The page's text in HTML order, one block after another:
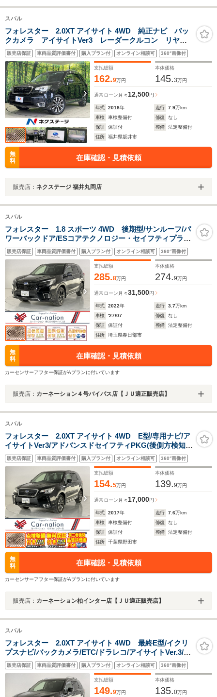
スバル
フォレスター 2.0XT アイサイト 4WD 純正ナビ バッ
クカメラ アイサイトVer3 レーダークルコン リヤビ
ークルディテクション パワーバックドア 黒革シー
ト 全席シートヒーター ルーフレール ETC ドラレ
コ パドルシフト
販売店保証 車両品質評価書付 購入プラン付 オンライン相談可 360°画像付
支払総額
162.9万円
本体価格
145.3万円
通常ローン 月々12,500円
年式 2018年 走行 7.9万km
車検
車検整備付 修復
なし
保証
保証付 整備
法定整備付
住所
福井県坂井市
無
料
在庫確認・見積依頼
販売店： ネクステージ 福井丸岡店
スバル
フォレスター 1.8 スポーツ 4WD 後期型/サンルーフ/パ
ワーバックドア/ESコアテクノロジー・セイフティプラス
(運転支援・視界拡張)/前後席シートヒーター/前席パワー
シート/DIATONEビルトインナビ/フルセグ/ETC/純正ドラ
販売店保証 車両品質評価書付 購入プラン付 オンライン相談可 360°画像付
支払総額
285.8万円
本体価格
274.9万円
通常ローン 月々31,500円
年式 2022年 走行 3.7万km
車検
'27/07 修復
なし
保証
保証付 整備
法定整備付
住所
埼玉県春日部市
無
料
在庫確認・見積依頼
カーセンサーアフター保証がAプランに付いています
販売店： カーネーション４号バイパス店【ＪＵ適正販売店】
スバル
フォレスター 2.0XT アイサイト 4WD E型/専用ナビ/ア
イサイトVer3/アドバンスドセイフティPKG(後側方検知警
報/アダプティブドライビングビーム)/パワーバックド
ア/LEDライト/シートヒーター/ハーフレザーシート/パワ
ーシート/バックカメラ/ETC
販売店保証 車両品質評価書付 購入プラン付 オンライン相談可 360°画像付
支払総額
154.5万円
本体価格
139.9万円
通常ローン 月々17,000円
年式 2017年 走行 7.6万km
車検
車検整備付 修復
なし
保証
保証付 整備
法定整備付
住所
千葉県野田市
無
料
在庫確認・見積依頼
カーセンサーアフター保証がAプランに付いています
販売店： カーネーション柏インター店【ＪＵ適正販売店】
スバル
フォレスター 2.0XT アイサイト 4WD 最終E型/イクリ
プスナビ/バックカメラ/ETC/ドラレコ/アイサイトVer.3/ア
ドバンスドセイフティPKG/LEDヘッドランプ/衝突軽
減/ALK/後側方警戒/左右独立AAC/前席パワーシート/前後
シートヒーター/社外AW装着(純正有)
販売店保証 車両品質評価書付 購入プラン付 オンライン相談可 360°画像付
支払総額
149.9万円
本体価格
135.0万円